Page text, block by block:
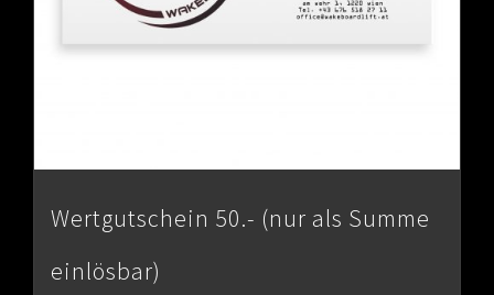
Wertgutschein 50.- (nur als Summe
einlösbar)